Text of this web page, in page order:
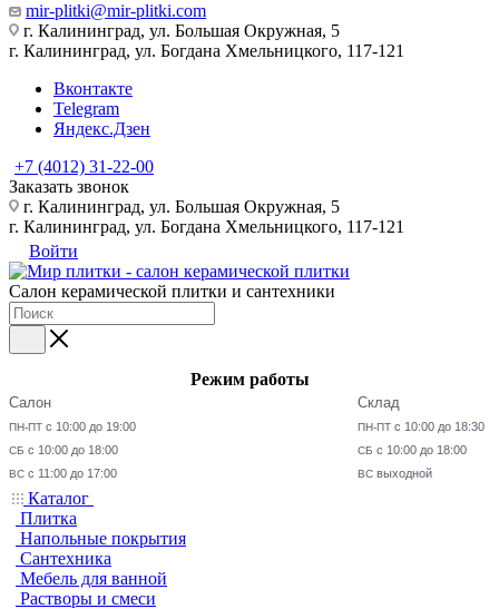
mir-plitki@mir-plitki.com
г. Калининград, ул. Большая Окружная, 5
г. Калининград, ул. Богдана Хмельницкого, 117-121
Вконтакте
Telegram
Яндекс.Дзен
+7 (4012) 31-22-00
Заказать звонок
г. Калининград, ул. Большая Окружная, 5
г. Калининград, ул. Богдана Хмельницкого, 117-121
Войти
Салон керамической плитки и сантехники
Режим работы
Салон
ПН-ПТ с 10:00 до 19:00
СБ с 10:00 до 18:00
ВС с 11:00 до 17:00
Склад
ПН-ПТ с 10:00 до 18:30
СБ с 10:00 до 18:00
ВС выходной
Каталог
Плитка
Напольные покрытия
Сантехника
Мебель для ванной
Растворы и смеси